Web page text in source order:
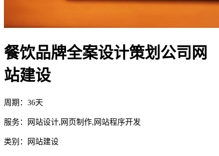
餐饮品牌全案设计策划公司网
站建设
周期：36天
服务：网站设计,网页制作,网站程序开发
类别：网站建设